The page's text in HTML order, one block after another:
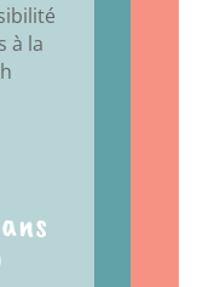
à la